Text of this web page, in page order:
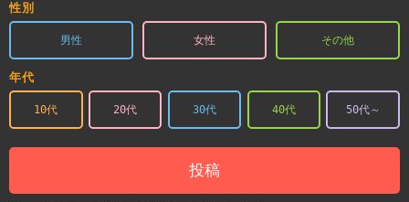
性別
男性 女性 その他
年代
10代 20代 30代 40代 50代～
投稿